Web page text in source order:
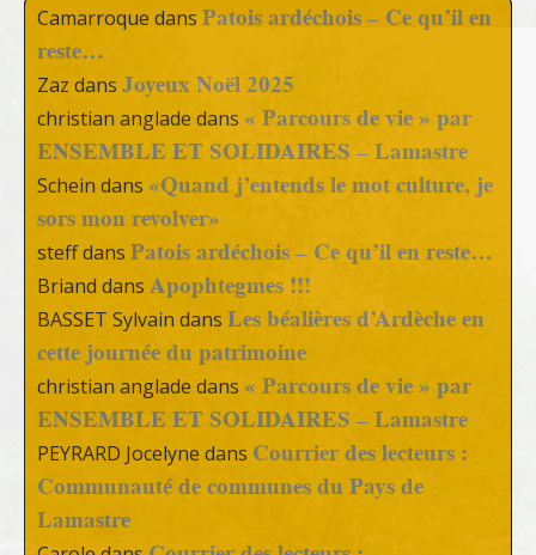
Camarroque dans Patois ardéchois – Ce qu’il en
reste…
Zaz dans Joyeux Noël 2025
christian anglade dans « Parcours de vie » par
ENSEMBLE ET SOLIDAIRES – Lamastre
Schein dans «Quand j’entends le mot culture, je
sors mon revolver»
steffdans Patois ardéchois – Ce qu’il en reste…
Briand dans Apophtegmes !!!
BASSET Sylvain dans Les béalières d’Ardèche en
cette journée du patrimoine
christian anglade dans « Parcours de vie » par
ENSEMBLE ET SOLIDAIRES – Lamastre
PEYRARD Jocelyne dans Courrier des lecteurs :
Communauté de communes du Pays de
Lamastre